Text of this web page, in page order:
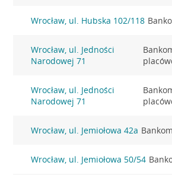
Wrocław, ul. Hubska 102/118
Wrocław, ul. Jedności
Narodowej 71
Wrocław, ul. Jedności
Narodowej 71
Wrocław, ul. Jemiołowa 42a
Wrocław, ul. Jemiołowa 50/54